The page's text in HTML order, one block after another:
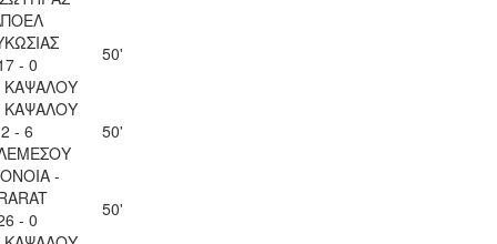
- 0
50'
2 - 6
50'
-
- 0
50'